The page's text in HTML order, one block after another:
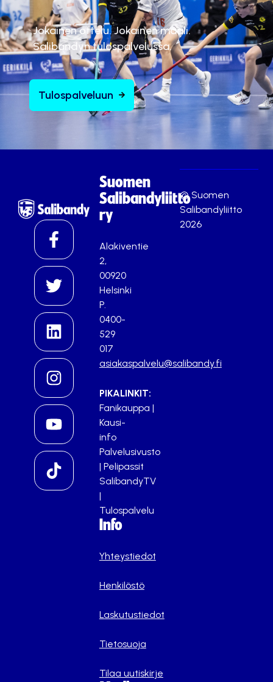
Jokainen ottelu. Jokainen maali.
Salibandyn tulospalvelussa.
Tulospalveluun
Suomen
Salibandyliitto
ry
Alakiventie
2,
00920
Helsinki
P.
0400-
529
017
asiakaspalvelu@salibandy.fi
PIKALINKIT:
Fanikauppa |
Kausi-
info
Palvelusivusto
| Pelipassit
SalibandyTV
|
Tulospalvelu
Info
Yhteystiedot
Henkilöstö
Laskutustiedot
Tietosuoja
Tilaa uutiskirje
© Suomen
Salibandyliitto
2026